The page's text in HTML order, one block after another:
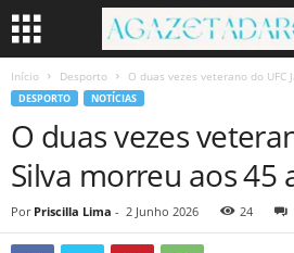
Início Desporto O duas vezes veterano do UFC
DESPORTO NOTÍCIAS
O duas vezes
Silva morreu aos 45
Por Priscilla Lima - 2 Junho 2026 24